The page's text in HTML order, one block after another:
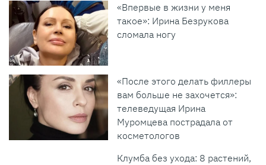
«Впервые в жизни у меня
такое»: Ирина Безрукова
сломала ногу
«После этого делать филлеры
вам больше не захочется»:
телеведущая Ирина
Муромцева пострадала от
косметологов
Клумба без ухода: 8 растений,